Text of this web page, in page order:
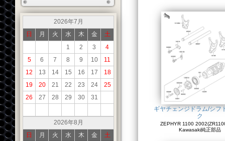
2026年7月
日
月 火 水 木 金
土
1
2 3
4
5
6 7 8 9 10
11
12
13 14 15 16 17
18
19
20 21 22 23 24
25
26
27 28 29 30 31
2026年8月
日
月 火 水 木 金
土
ギヤチェンジドラム/シフ
ク
ZEPHYR 1100
Kawasaki純正部品